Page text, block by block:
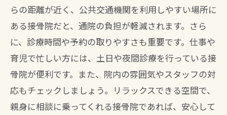
接骨院での産後矯正体験を聞く
産後矯正の効果を最大限に引き出す
信頼の置ける接骨院の特徴とは
産後の悩みに応える接骨院選び
予約のしやすさで選ぶ接骨院
らの距離が近く、公共交通機関を利用しやすい場所に
ある接骨院だと、通院の負担が軽減されます。さら
に、診療時間や予約の取りやすさも重要です。仕事や
育児で忙しい方には、土日や夜間診療を行っている接
骨院が便利です。また、院内の雰囲気やスタッフの対
応もチェックしましょう。リラックスできる空間で、
親身に相談に乗ってくれる接骨院であれば、安心して